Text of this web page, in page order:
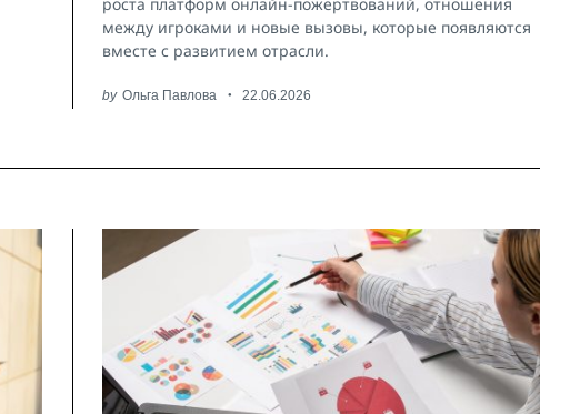
между игроками и новые вызовы, которые появляются
вместе с развитием отрасли.
by Ольга Павлова 22.06.2026